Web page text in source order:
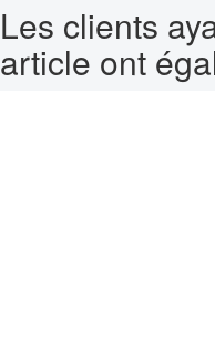
Les clients
article ont